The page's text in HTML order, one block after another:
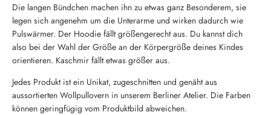
Die langen Bündchen machen ihn zu etwas ganz Besonderem, sie
legen sich angenehm um die Unterarme und wirken dadurch wie
Pulswärmer. Der Hoodie fällt größengerecht aus. Du kannst dich
also bei der Wahl der Größe an der Körpergröße deines Kindes
orientieren. Kaschmir fällt etwas größer aus.
Jedes Produkt ist ein Unikat, zugeschnitten und genäht aus
aussortierten Wollpullovern in unserem Berliner Atelier. Die Farben
können geringfügig vom Produktbild abweichen.